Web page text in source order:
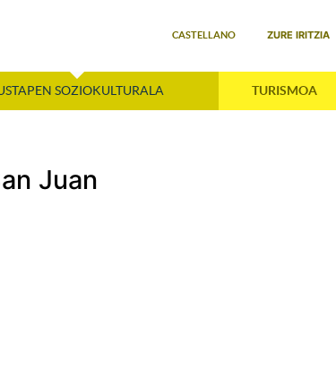
CASTELLANO ZURE IRITZIA
SOZIOKULTURALA TURISMOA
Juan